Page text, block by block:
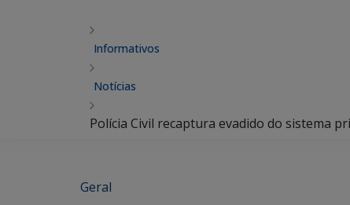
Informativos
Notícias
Polícia Civil recaptura evadido do sistema
Geral